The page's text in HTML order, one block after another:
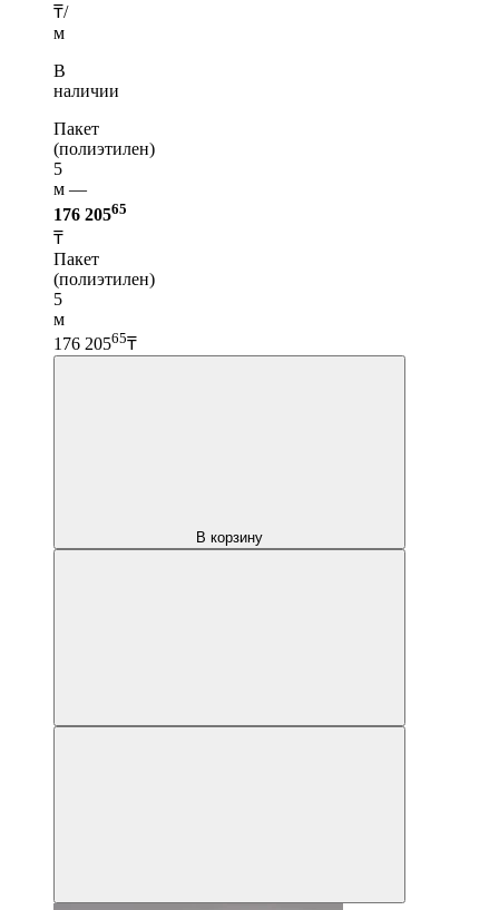
₸/
м
В
наличии
Пакет
(полиэтилен)
5
м —
176 20565
₸
Пакет
(полиэтилен)
5
м
176 20565₸
В корзину